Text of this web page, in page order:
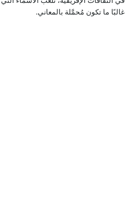
غالبًا ما تكون مُحمَّلة بالمعاني.